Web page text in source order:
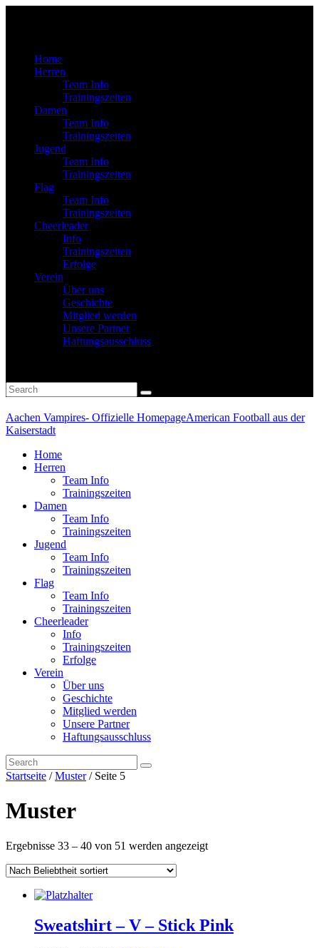
Home
Herren
Team Info
Trainingszeiten
Damen
Team Info
Trainingszeiten
Jugend
Team Info
Trainingszeiten
Flag
Team Info
Trainingszeiten
Cheerleader
Info
Trainingszeiten
Erfolge
Verein
Über uns
Geschichte
Mitglied werden
Unsere Partner
Haftungsausschluss
Aachen Vampires- Offizielle HomepageAmerican Football aus der
Kaiserstadt
Home
Herren
Team Info
Trainingszeiten
Damen
Team Info
Trainingszeiten
Jugend
Team Info
Trainingszeiten
Flag
Team Info
Trainingszeiten
Cheerleader
Info
Trainingszeiten
Erfolge
Verein
Über uns
Geschichte
Mitglied werden
Unsere Partner
Haftungsausschluss
Startseite /Muster/ Seite 5
Muster
Ergebnisse 33 – 40 von 51 werden angezeigt
Sweatshirt – V – Stick Pink